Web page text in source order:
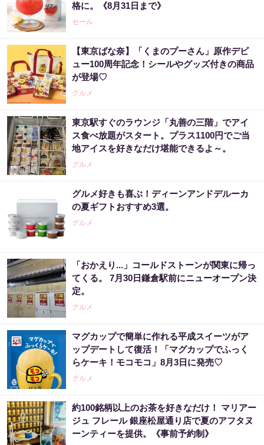
格に。《8月31日まで》
セール
【東京ばな奈】「くまのプーさん」原作デビ
ュー100周年記念！シールやグッズ付きの商品
が登場♡
グルメ
東京駅すぐのラウンジ「丸善の三階」でアイ
ス食べ放題がスタート。プラス1100円でご当
地アイスを好きなだけ堪能できるよ～。
グルメ
グルメ好きも喜ぶ！ディーンアンドデルーカ
の夏ギフトおすすめ3選。
グルメ
「おかえり...」コールドストーンが関東に帰っ
てくる。 7月30日鎌倉駅前にニューオープン決
定。
グルメ
マグカップで簡単に作れる平成スイーツがア
ップデートして復活！「マグカップでふっく
らケーキ！モコモコ」8月3日に発売♡
グルメ
約100銘柄以上のお茶を好きなだけ！ マリアー
ジュ フレール 銀座松屋通り店で夏のアフタヌ
ーンティーを提供。《事前予約制》